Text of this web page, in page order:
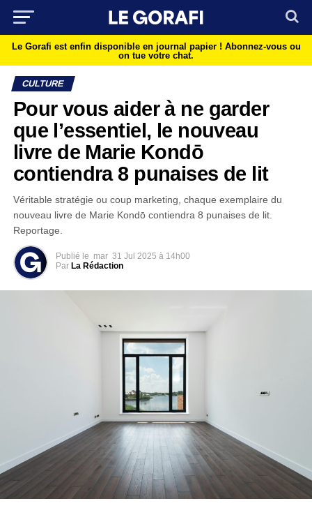
Le Gorafi est enfin disponible en journal papier ! Abonnez-vous ou
on tue votre chat.
CULTURE
Pour vous aider à ne garder
que l’essentiel, le nouveau
livre de Marie Kondō
contiendra 8 punaises de lit
Véritable stratégie ou coup marketing, chaque exemplaire du
nouveau livre de Marie Kondō contiendra 8 punaises de lit.
Reportage.
Publié le mar 31 Jul 2025 à 14h00
Par La Rédaction